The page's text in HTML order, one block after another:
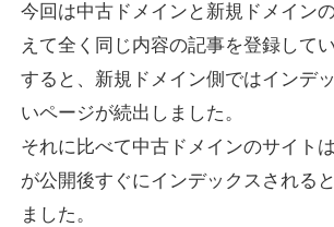
詳細を見る
designcrave.com
ジャンル
DA38
今回は中古ドメインと新規ドメイン
えて全く同じ内容の記事を登録して
すると、新規ドメイン側ではインデ
いページが続出しました。
それに比べて中古ドメインのサイト
が公開後すぐにインデックスされる
ました。